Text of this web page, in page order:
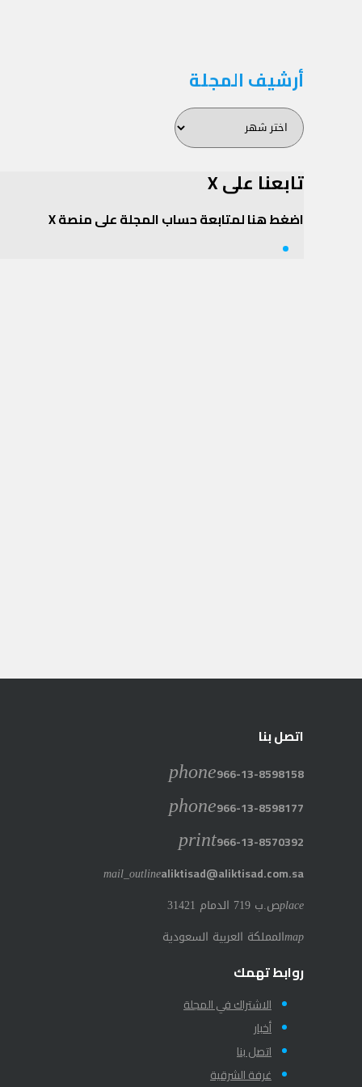
أرشيف المجلة
أرشيف
المجلة
تابعنا على X
اضغط هنا لمتابعة حساب المجلة على منصة X
اتصل بنا
phone966-13-8598158
phone966-13-8598177
print966-13-8570392
mail_outlinealiktisad@aliktisad.com.sa
placeص.ب 719 الدمام 31421
mapالمملكة العربية السعودية
روابط تهمك
الاشتراك في المجلة
أخبار
اتصل بنا
غرفة الشرقية